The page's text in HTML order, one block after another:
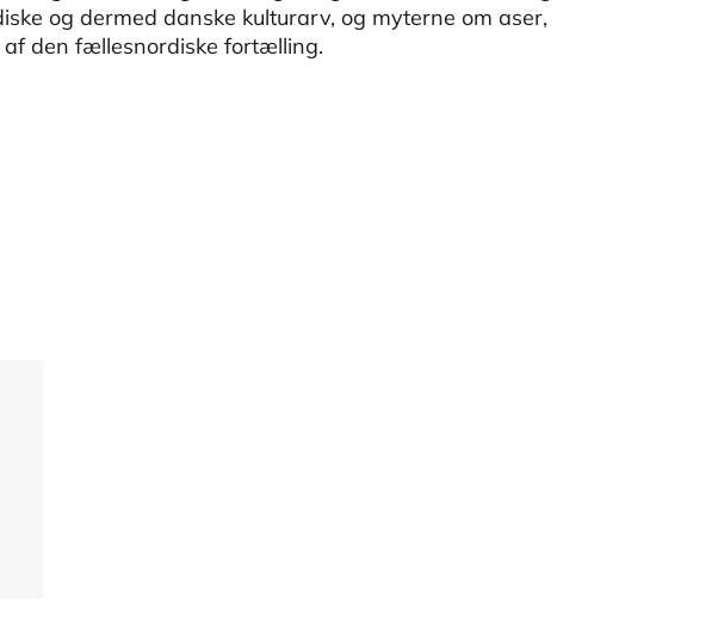
og dermed danske kulturarv, og myterne om aser,
den fællesnordiske fortælling.